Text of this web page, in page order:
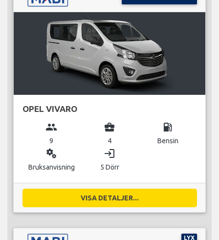
OPEL VIVARO
group
9
business_center
4
local_gas_station
Bensin
miscellaneous_services
Bruksanvisning
login
5 Dörr
VISA DETALJER...
LYX